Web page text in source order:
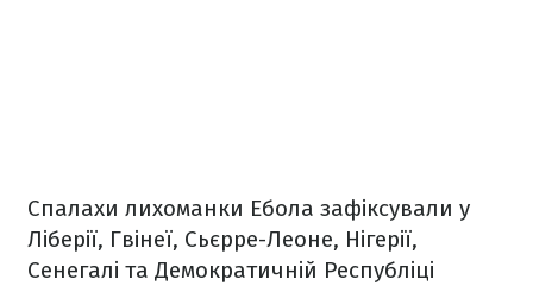
Спалахи лихоманки Ебола зафіксували у
Ліберії, Гвінеї, Сьєрре-Леоне, Нігерії,
Сенегалі та Демократичній Республіці